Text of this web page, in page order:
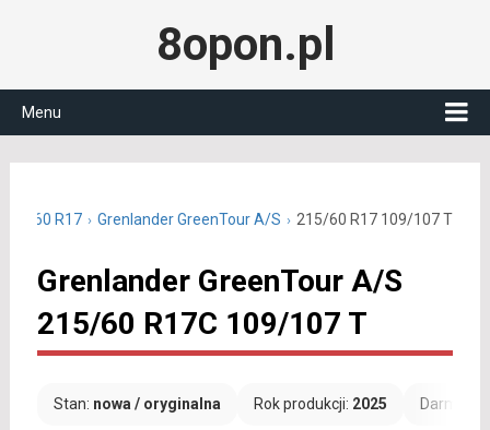
8opon.pl
Menu
60 R17 Grenlander GreenTour A/S 215/60 R17 109/107 T
Grenlander GreenTour A/S
215/60 R17C 109/107 T
Stan: nowa / oryginalna Rok produkcji: 2025